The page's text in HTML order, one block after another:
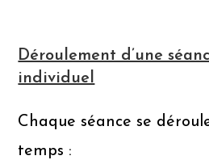
Déroulement d’une
individuel
Chaque séance se
temps :